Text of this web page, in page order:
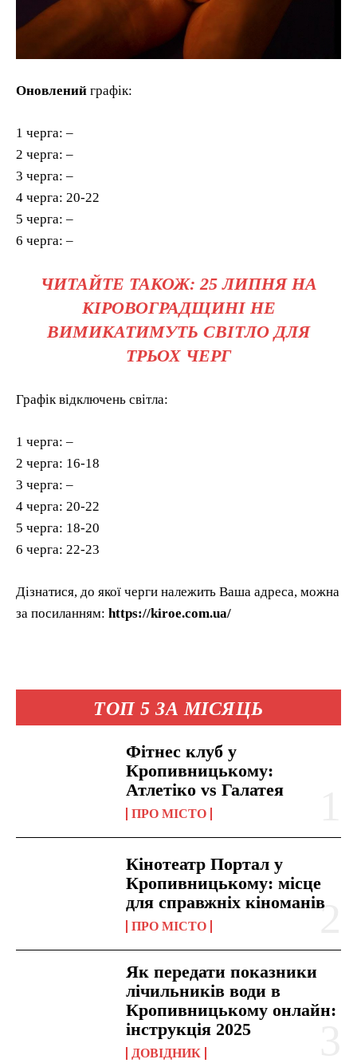
ТОП 5 ЗА МІСЯЦЬ
Фітнес клуб у
Кропивницькому:
Атлетіко vs Галатея
ПРО МІСТО
Кінотеатр Портал у
Кропивницькому: місце
для справжніх кіноманів
ПРО МІСТО
Як передати показники
лічильників води в
Кропивницькому онлайн:
інструкція 2025
ДОВІДНИК
Оновлений графік:
1 черга: –
2 черга: –
3 черга: –
4 черга: 20-22
5 черга: –
6 черга: –
ЧИТАЙТЕ ТАКОЖ: 25 ЛИПНЯ НА
КІРОВОГРАДЩИНІ НЕ
ВИМИКАТИМУТЬ СВІТЛО ДЛЯ
ТРЬОХ ЧЕРГ
Графік відключень світла:
1 черга: –
2 черга: 16-18
3 черга: –
4 черга: 20-22
5 черга: 18-20
6 черга: 22-23
Дізнатися, до якої черги належить Ваша адреса, можна
за посиланням: https://kiroe.com.ua/